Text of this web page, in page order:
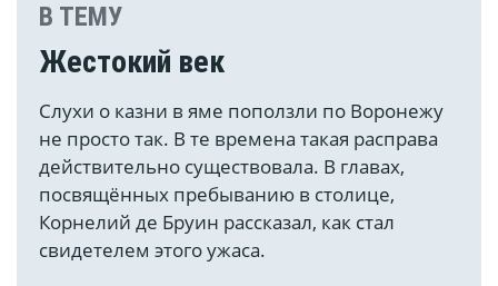
В ТЕМУ
Жестокий век
Слухи о казни в яме поползли по Воронежу
не просто так. В те времена такая расправа
действительно существовала. В главах,
посвящённых пребыванию в столице,
Корнелий де Бруин рассказал, как стал
свидетелем этого ужаса.